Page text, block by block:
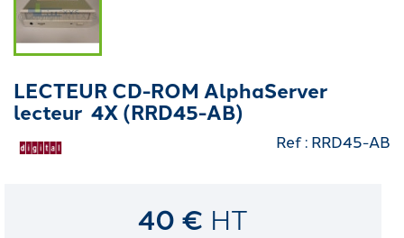
LECTEUR CD-ROM AlphaServer
lecteur 4X (RRD45-AB)
Ref : RRD45-AB
40 € HT